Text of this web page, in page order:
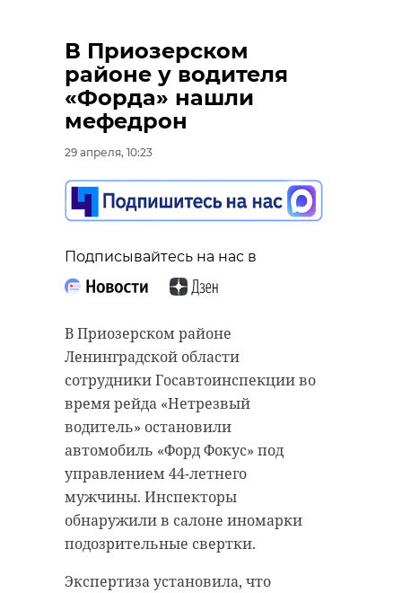
В Приозерском
районе у водителя
«Форда» нашли
мефедрон
29 апреля, 10:23
Подписывайтесь на нас в
В Приозерском районе
Ленинградской области
сотрудники Госавтоинспекции во
время рейда «Нетрезвый
водитель» остановили
автомобиль «Форд Фокус» под
управлением 44-летнего
мужчины. Инспекторы
обнаружили в салоне иномарки
подозрительные свертки.
Экспертиза установила, что